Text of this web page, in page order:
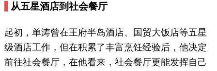
从五星酒店到社会餐厅
起初，单涛曾在王府半岛酒店、国贸大饭店等五星
级酒店工作，但在积累了丰富烹饪经验后，他决定
前往社会餐厅，在他看来，社会餐厅更能发挥自己